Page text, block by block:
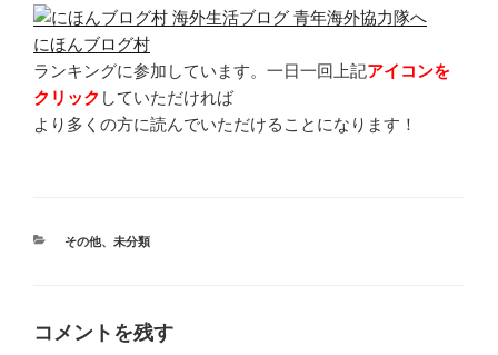
にほんブログ村
ランキングに参加しています。一日一回上記アイコンを
クリック していただければ
より多くの方に読んでいただけることになります！
カ
ー
その他、 未分類
コメントを残す